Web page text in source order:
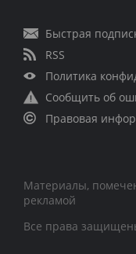
Быстрая
RSS
Политика
Сообщить об
Правовая
Материалы,
рекламой
Все права